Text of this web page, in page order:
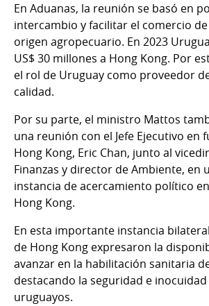
En Aduanas, la reunión se basó en
intercambio y facilitar el comercio
origen agropecuario. En 2023
US$ 30 millones a Hong Kong. Por
el rol de Uruguay como proveedor
calidad.
Por su parte, el ministro Mattos
una reunión con el Jefe Ejecutivo en
Hong Kong, Eric Chan, junto al
Finanzas y director de Ambiente, en
instancia de acercamiento político
Hong Kong.
En esta importante instancia
de Hong Kong expresaron la
avanzar en la habilitación sanitaria
destacando la seguridad e
uruguayos.